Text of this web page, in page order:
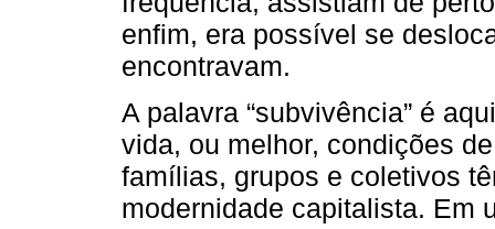
enfim, era possível se
encontravam.
A palavra “subvivência” é
vida, ou melhor, condições
famílias, grupos e coletivos
modernidade capitalista. Em